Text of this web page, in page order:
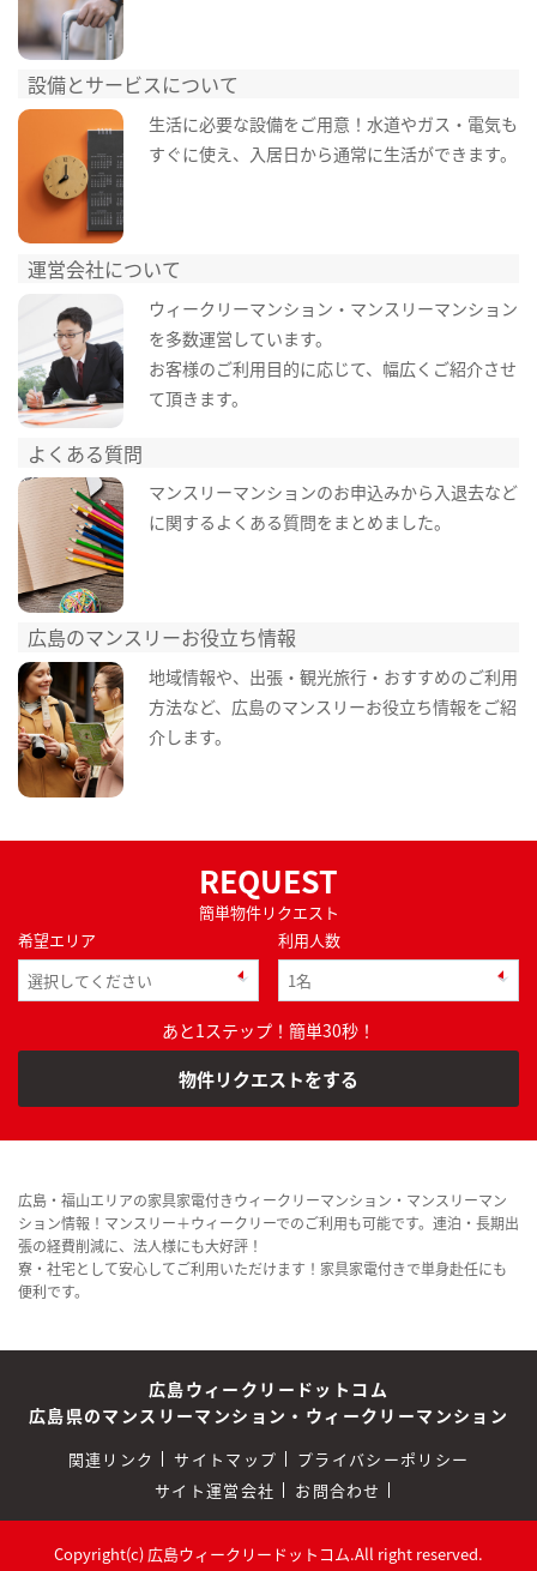
設備とサービスについて
生活に必要な設備をご用意！水道やガス・電気も
すぐに使え、入居日から通常に生活ができます。
運営会社について
ウィークリーマンション・マンスリーマンション
を多数運営しています。
お客様のご利用目的に応じて、幅広くご紹介させ
て頂きます。
よくある質問
マンスリーマンションのお申込みから入退去など
に関するよくある質問をまとめました。
広島のマンスリーお役立ち情報
地域情報や、出張・観光旅行・おすすめのご利用
方法など、広島のマンスリーお役立ち情報をご紹
介します。
REQUEST
簡単物件リクエスト
希望エリア
利用人数
あと1ステップ！簡単30秒！
物件リクエストをする
広島・福山エリアの家具家電付きウィークリーマンション・マンスリーマン
ション情報！マンスリー＋ウィークリーでのご利用も可能です。連泊・長期出
張の経費削減に、法人様にも大好評！
寮・社宅として安心してご利用いただけます！家具家電付きで単身赴任にも
便利です。
広島ウィークリードットコム
広島県のマンスリーマンション・ウィークリーマンション
関連リンク サイトマップ
プライバシーポリシー
サイト運営会社
お問合わせ
Copyright(c) 広島ウィークリードットコム.All right reserved.